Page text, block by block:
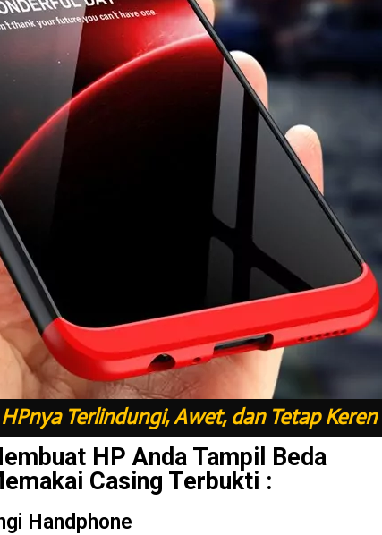
Terlindungi, Awet, dan Tetap Keren
HP Anda Tampil Beda
Casing Terbukti :
Handphone